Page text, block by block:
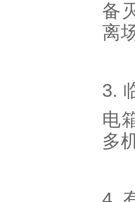
备
离
3.
电
多